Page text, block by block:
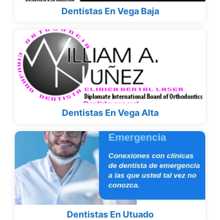
Dentistas En Vega Baja
Dentistas En Vega Alta
Dentistas En Utuado